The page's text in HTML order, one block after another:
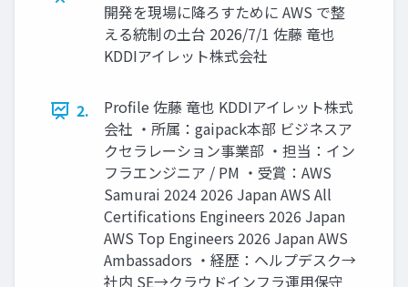
開発を現場に降ろすために AWS で整
える統制の土台 2026/7/1 佐藤 竜也
KDDIアイレット株式会社
2.
Profile 佐藤 竜也 KDDIアイレット株式
会社 ・所属：gaipack本部 ビジネスア
クセラレーション事業部 ・担当：イン
フラエンジニア / PM ・受賞：AWS
Samurai 2024 2026 Japan AWS All
Certifications Engineers 2026 Japan
AWS Top Engineers 2026 Japan AWS
Ambassadors ・経歴：ヘルプデスク→
社内 SE→クラウドインフラ運用保守